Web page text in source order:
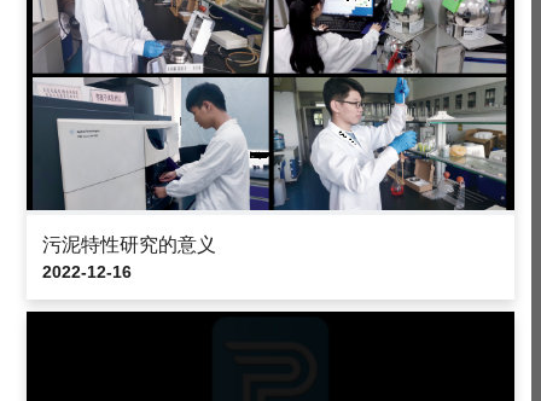
污泥特性研究的意义
2022-12-16